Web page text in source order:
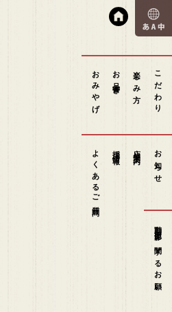
こだわり
楽しみ方
お品書き
おみやげ
お知らせ
店舗案内
採用情報
よくあるご質問
動画撮影に関するお願い